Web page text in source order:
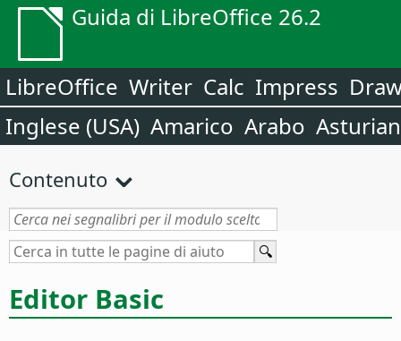
Guida di LibreOffice 26.2
LibreOffice Writer Calc Impress
Inglese (USA) Amarico Arabo
Contenuto
Editor Basic